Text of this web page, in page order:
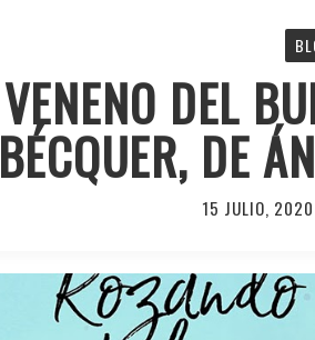
VENENO DEL
BÉCQUER, DE
15 JULIO, 2020